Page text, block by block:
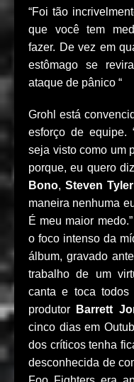
“Foi tão
que você tem
fazer. De vez em
estômago se
ataque de pânico “
Grohl está
esforço de equipe.
seja visto como um
porque, eu quero
Bono, Steven Tyler
maneira nenhuma
É meu maior
o foco intenso da
álbum, gravado
trabalho de um
canta e toca
produtor
Barrett
cinco dias em
dos críticos tenha
desconhecida de